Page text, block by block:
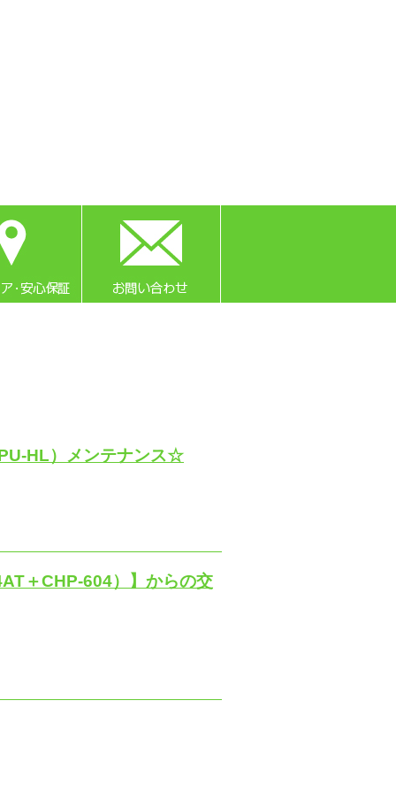
HL）メンテナンス☆
＋CHP-604）】からの交